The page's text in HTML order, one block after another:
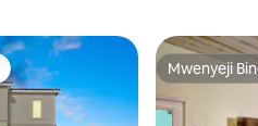
Mwenyeji
Mwenyeji